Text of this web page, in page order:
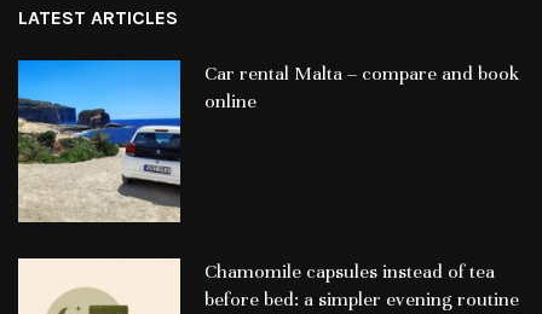
LATEST ARTICLES
Car rental Malta – compare and book
online
Chamomile capsules instead of tea
before bed: a simpler evening routine